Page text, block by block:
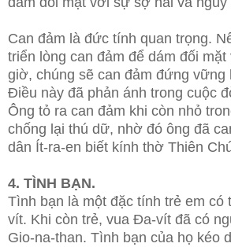
Can đảm là đức tính quan trọng.
triển lòng can đảm để dám đối
giờ, chúng sẽ can đảm đứng vững
Điều này đã phản ánh trong cuộc
Ông tỏ ra can đảm khi còn nhỏ
chống lại thú dữ, nhờ đó ông đã
dân Ít-ra-en biết kính thờ Thiên
4. TÌNH BẠN.
Tình bạn là một đặc tính trẻ em
vít. Khi còn trẻ, vua Đa-vít đã có
Gio-na-than. Tình bạn của họ kéo